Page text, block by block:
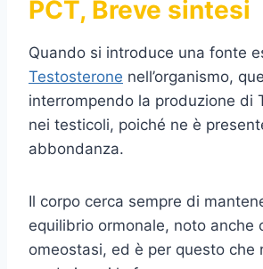
PCT, Breve sintesi
Quando si introduce una fonte
Testosterone nell’organismo,
interrompendo la produzione di
nei testicoli, poiché ne è
abbondanza.
Il corpo cerca sempre di
equilibrio ormonale, noto anche
omeostasi, ed è per questo che